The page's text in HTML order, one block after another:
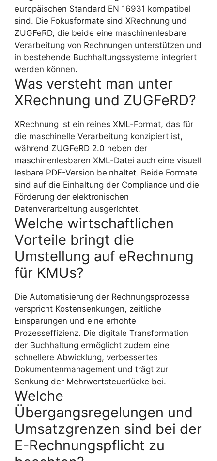
europäischen Standard EN 16931 kompatibel
sind. Die Fokusformate sind XRechnung und
ZUGFeRD, die beide eine maschinenlesbare
Verarbeitung von Rechnungen unterstützen und
in bestehende Buchhaltungssysteme integriert
werden können.
Was versteht man unter
XRechnung und ZUGFeRD?
XRechnung ist ein reines XML-Format, das für
die maschinelle Verarbeitung konzipiert ist,
während ZUGFeRD 2.0 neben der
maschinenlesbaren XML-Datei auch eine visuell
lesbare PDF-Version beinhaltet. Beide Formate
sind auf die Einhaltung der Compliance und die
Förderung der elektronischen
Datenverarbeitung ausgerichtet.
Welche wirtschaftlichen
Vorteile bringt die
Umstellung auf eRechnung
für KMUs?
Die Automatisierung der Rechnungsprozesse
verspricht Kostensenkungen, zeitliche
Einsparungen und eine erhöhte
Prozesseffizienz. Die digitale Transformation
der Buchhaltung ermöglicht zudem eine
schnellere Abwicklung, verbessertes
Dokumentenmanagement und trägt zur
Senkung der Mehrwertsteuerlücke bei.
Welche
Übergangsregelungen und
Umsatzgrenzen sind bei der
E-Rechnungspflicht zu